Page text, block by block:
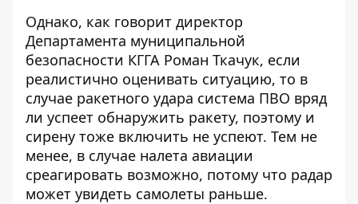
Однако, как говорит директор
Департамента муниципальной
безопасности КГГА Роман Ткачук, если
реалистично оценивать ситуацию, то в
случае ракетного удара система ПВО вряд
ли успеет обнаружить ракету, поэтому и
сирену тоже включить не успеют. Тем не
менее, в случае налета авиации
среагировать возможно, потому что радар
может увидеть самолеты раньше.